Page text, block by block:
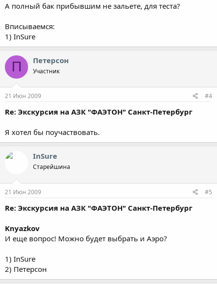
А полный бак прибывшим не зальете, для теста?
Вписываемся:
1) InSure
П Петерсон
Участник
21 Июн 2009 #4
Re: Экскурсия на АЗК "ФАЭТОН" Санкт-Петербург
Я хотел бы поучаствовать.
InSure
Старейшина
21 Июн 2009 #5
Re: Экскурсия на АЗК "ФАЭТОН" Санкт-Петербург
Knyazkov
И еще вопрос! Можно будет выбрать и Аэро?
1) InSure
2) Петерсон